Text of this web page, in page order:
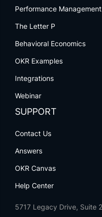
Performance Management
The Letter P
Behavioral Economics
OKR Examples
Integrations
Webinar
SUPPORT
Contact Us
Answers
OKR Canvas
Help Center